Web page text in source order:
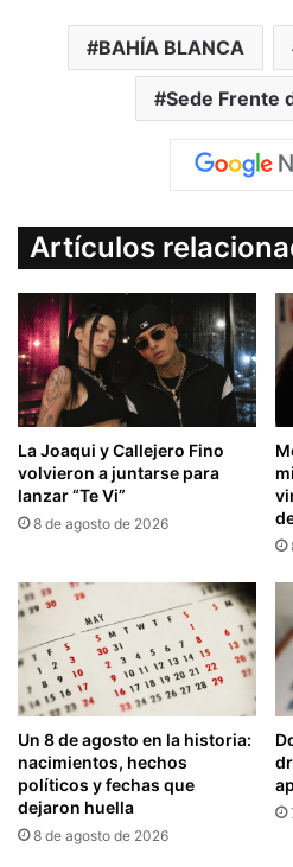
BAHÍA BLANCA
Sede Frente
Artículos
La Joaqui y Callejero Fino
volvieron a juntarse para
lanzar “Te Vi”
8 de agosto de 2026
Un 8 de agosto en la historia:
nacimientos, hechos
políticos y fechas que
dejaron huella
8 de agosto de 2026